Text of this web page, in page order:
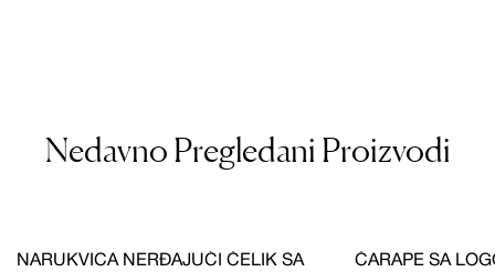
Nedavno Pregledani Proizvodi
NARUKVICA NERĐAJUĆI ČELIK SA
ČARAPE SA